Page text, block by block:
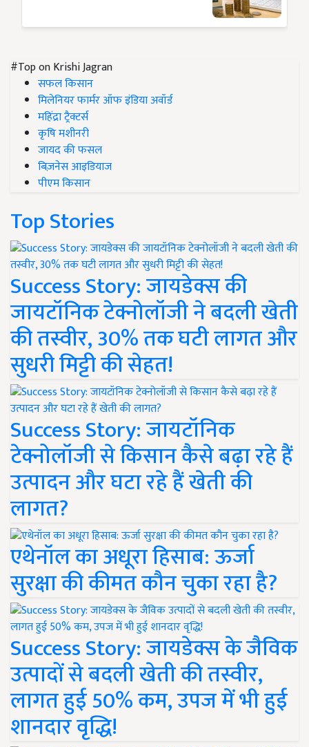
#Top on Krishi Jagran
सफल किसान
मिलेनियर फार्मर ऑफ इंडिया अवॉर्ड
महिंद्रा ट्रैक्टर्स
कृषि मशीनरी
जायद की फसल
बिज़नेस आइडियाज
पीएम किसान
Top Stories
Success Story: जायडेक्स की
जायटॉनिक टेक्नोलॉजी ने बदली खेती
की तस्वीर, 30% तक घटी लागत और
सुधरी मिट्टी की सेहत!
Success Story: जायटॉनिक
टेक्नोलॉजी से किसान कैसे बढ़ा रहे हैं
उत्पादन और घटा रहे हैं खेती की
लागत?
एथेनॉल का अधूरा हिसाब: ऊर्जा
सुरक्षा की कीमत कौन चुका रहा है?
Success Story: जायडेक्स के जैविक
उत्पादों से बदली खेती की तस्वीर,
लागत हुई 50% कम, उपज में भी हुई
शानदार वृद्धि!